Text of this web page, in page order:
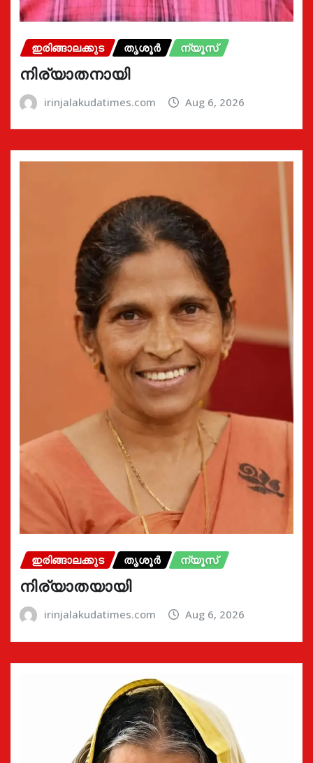
ഇരിങ്ങാലക്കുട തൃശൂർ ന്യൂസ്
നിര്യാതനായി
irinjalakudatimes.com Aug 6, 2026
ഇരിങ്ങാലക്കുട തൃശൂർ ന്യൂസ്
നിര്യാതയായി
irinjalakudatimes.com Aug 6, 2026